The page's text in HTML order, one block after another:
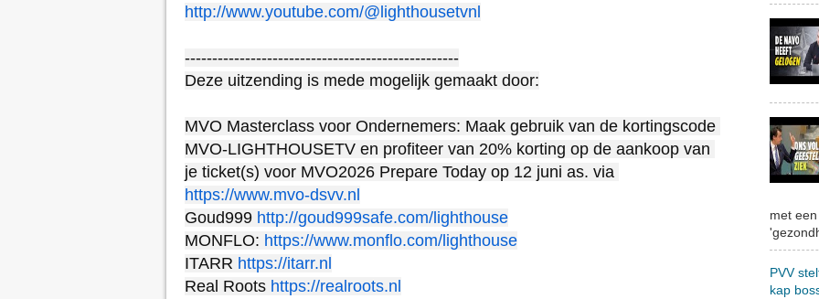
http://www.youtube.com/@lighthousetvnl
--------------------------------------------------
Deze uitzending is mede mogelijk gemaakt door:
MVO Masterclass voor Ondernemers: Maak gebruik van de kortingscode
MVO-LIGHTHOUSETV en profiteer van 20% korting op de aankoop van
https://www.mvo-dsvv.nl
Goud999 http://goud999safe.com/lighthouse
MONFLO: https://www.monflo.com/lighthouse
ITARR https://itarr.nl
Real Roots https://realroots.nl
met
PVV
kap